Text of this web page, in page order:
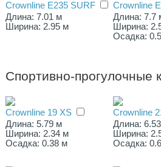
Crownline E235 SURF
Длина: 7.01 м
Ширина: 2.95 м
Crownline
Длина: 7.7
Ширина:
Осадка:
Спортивно-прогулочные
Crownline 19 XS
Длина: 5.79 м
Ширина: 2.34 м
Осадка: 0.38 м
Crownline
Длина:
Ширина:
Осадка: